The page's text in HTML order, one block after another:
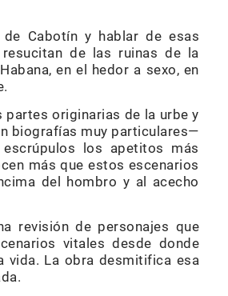
Cabotín y hablar de esas
de las ruinas de la
en el hedor a sexo, en
partes originarias de la urbe y
biografías muy particulares—
los apetitos más
más que estos escenarios
del hombro y al acecho
revisión de personajes que
vitales desde donde
vida. La obra desmitifica esa